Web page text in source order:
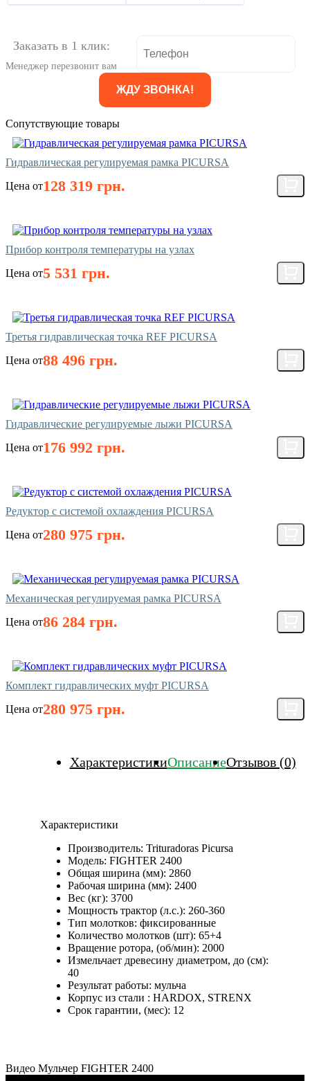
Заказать в 1 клик:
Менеджер перезвонит вам
Сопутствующие товары
Гидравлическая регулируемая рамка PICURSA
Цена от128 319 грн.
Прибор контроля температуры на узлах
Цена от5 531 грн.
Третья гидравлическая точка REF PICURSA
Цена от88 496 грн.
Гидравлические регулируемые лыжи PICURSA
Цена от176 992 грн.
Редуктор с системой охлаждения PICURSA
Цена от280 975 грн.
Механическая регулируемая рамка PICURSA
Цена от86 284 грн.
Комплект гидравлических муфт PICURSA
Цена от280 975 грн.
ХарактеристикиОписаниеОтзывов (0)
Характеристики
Производитель: Trituradoras Picursa
Модель: FIGHTER 2400
Общая ширина (мм): 2860
Рабочая ширина (мм): 2400
Вес (кг): 3700
Мощность трактор (л.с.): 260-360
Тип молотков: фиксированные
Количество молотков (шт): 65+4
Вращение ротора, (об/мин): 2000
Измельчает древесину диаметром, до (см):
40
Результат работы: мульча
Корпус из стали : HARDOX, STRENX
Срок гарантии, (мес): 12
Видео Мульчер FIGHTER 2400